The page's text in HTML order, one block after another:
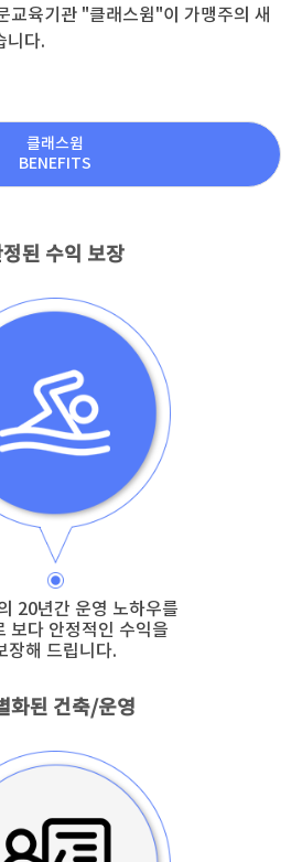
교육기관 "클래스윔"이 가맹주의 새
니다.
클래스윔
BENEFITS
정된 수익 보장
20년간 운영 노하우를
보다 안정적인 수익을
장해 드립니다.
화된 건축/운영